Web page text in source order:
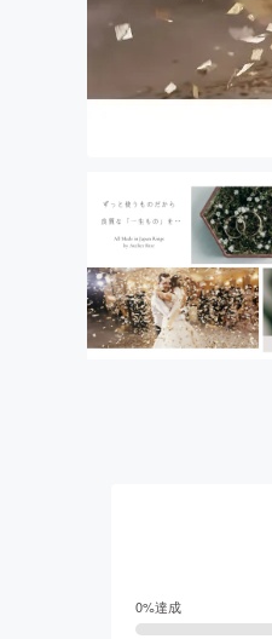
0%達成